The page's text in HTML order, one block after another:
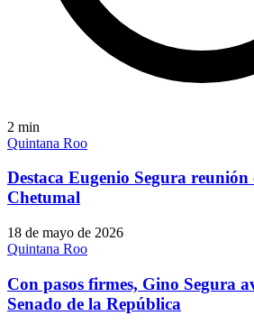
2 min
Quintana Roo
Destaca Eugenio Segura reunión
Chetumal
18 de mayo de 2026
Quintana Roo
Con pasos firmes, Gino Segura
Senado de la República